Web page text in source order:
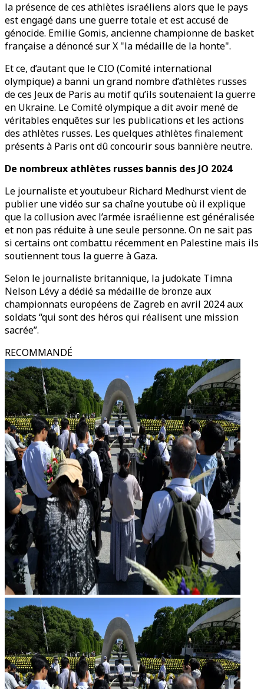
la présence de ces athlètes israéliens alors que le pays
est engagé dans une guerre totale et est accusé de
génocide. Emilie Gomis, ancienne championne de basket
française a dénoncé sur X "la médaille de la honte".
Et ce, d’autant que le CIO (Comité international
olympique) a banni un grand nombre d’athlètes russes
de ces Jeux de Paris au motif qu’ils soutenaient la guerre
en Ukraine. Le Comité olympique a dit avoir mené de
véritables enquêtes sur les publications et les actions
des athlètes russes. Les quelques athlètes finalement
présents à Paris ont dû concourir sous bannière neutre.
De nombreux athlètes russes bannis des JO 2024
Le journaliste et youtubeur Richard Medhurst vient de
publier une vidéo sur sa chaîne youtube où il explique
que la collusion avec l’armée israélienne est généralisée
et non pas réduite à une seule personne. On ne sait pas
si certains ont combattu récemment en Palestine mais ils
soutiennent tous la guerre à Gaza.
Selon le journaliste britannique, la judokate Timna
Nelson Lévy a dédié sa médaille de bronze aux
championnats européens de Zagreb en avril 2024 aux
soldats “qui sont des héros qui réalisent une mission
sacrée”.
RECOMMANDÉ